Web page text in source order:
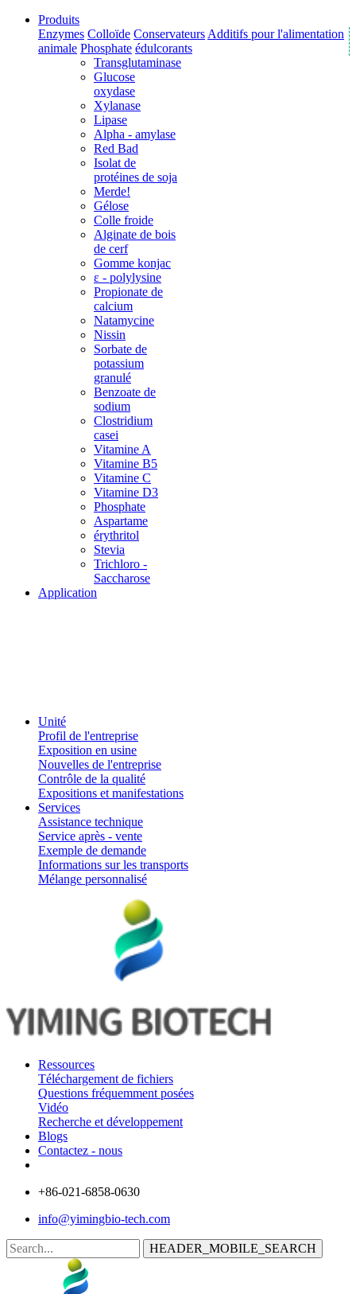
Produits
Enzymes Colloïde Conservateurs Additifs pour l'alimentation
animale Phosphate édulcorants
Transglutaminase
Glucose
oxydase
Xylanase
Lipase
Alpha - amylase
Red Bad
Isolat de
protéines de soja
Merde!
Gélose
Colle froide
Alginate de bois
de cerf
Gomme konjac
ε - polylysine
Propionate de
calcium
Natamycine
Nissin
Sorbate de
potassium
granulé
Benzoate de
sodium
Clostridium
casei
Vitamine A
Vitamine B5
Vitamine C
Vitamine D3
Phosphate
Aspartame
érythritol
Stevia
Trichloro -
Saccharose
Application
Unité
Profil de l'entreprise
Exposition en usine
Nouvelles de l'entreprise
Contrôle de la qualité
Expositions et manifestations
Services
Assistance technique
Service après - vente
Exemple de demande
Informations sur les transports
Mélange personnalisé
Ressources
Téléchargement de fichiers
Questions fréquemment posées
Vidéo
Recherche et développement
Blogs
Contactez - nous
+86-021-6858-0630
info@yimingbio-tech.com
HEADER_MOBILE_SEARCH